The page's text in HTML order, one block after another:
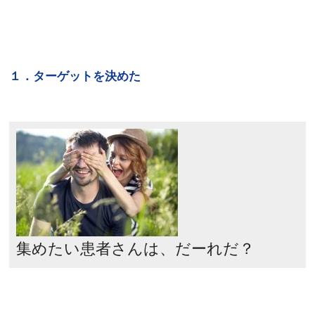
１．ターゲットを決めた
集めたい患者さんは、だーれだ？